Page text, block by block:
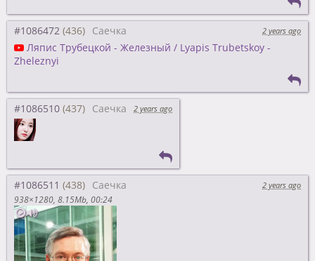
#1086472 Саечка 2 years ago
Ляпис Трубецкой - Железный / Lyapis Trubetskoy -
Zheleznyi
#1086510 Саечка 2 years ago
#1086511 Саечка
2 years ago
938×1280 8.15Mb 00:24